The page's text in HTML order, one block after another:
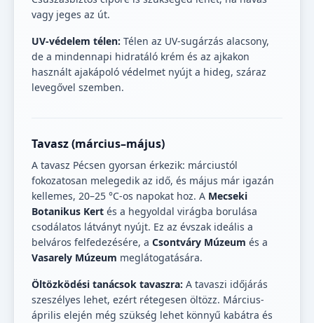
vagy jeges az út.
UV-védelem télen: Télen az UV-sugárzás alacsony,
de a mindennapi hidratáló krém és az ajkakon
használt ajakápoló védelmet nyújt a hideg, száraz
levegővel szemben.
Tavasz (március–május)
A tavasz Pécsen gyorsan érkezik: márciustól
fokozatosan melegedik az idő, és május már igazán
kellemes, 20–25 °C-os napokat hoz. A Mecseki
Botanikus Kert és a hegyoldal virágba borulása
csodálatos látványt nyújt. Ez az évszak ideális a
belváros felfedezésére, a Csontváry Múzeum és a
Vasarely Múzeum meglátogatására.
Öltözködési tanácsok tavaszra: A tavaszi időjárás
szeszélyes lehet, ezért rétegesen öltözz. Március-
április elején még szükség lehet könnyű kabátra és